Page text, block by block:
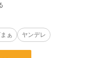
校生の少女の話。
ぁ ヤンデレ